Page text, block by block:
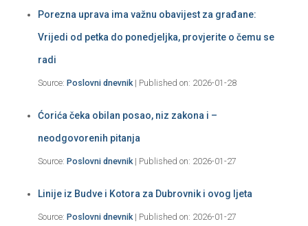
Porezna uprava ima važnu obavijest za građane:
Vrijedi od petka do ponedjeljka, provjerite o čemu se
radi
Source: Poslovni dnevnik Published on: 2026-01-28
Ćorića čeka obilan posao, niz zakona i –
neodgovorenih pitanja
Source: Poslovni dnevnik Published on: 2026-01-27
Linije iz Budve i Kotora za Dubrovnik i ovog ljeta
Source: Poslovni dnevnik Published on: 2026-01-27